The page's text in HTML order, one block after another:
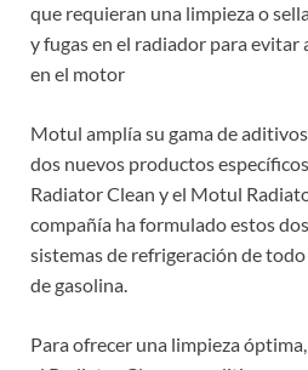
que requieran una limpieza o
y fugas en el radiador para
en el motor
Motul amplía su gama de
dos nuevos productos
Radiator Clean y el Motul
compañía ha formulado estos
sistemas de refrigeración de
de gasolina.
Para ofrecer una limpieza